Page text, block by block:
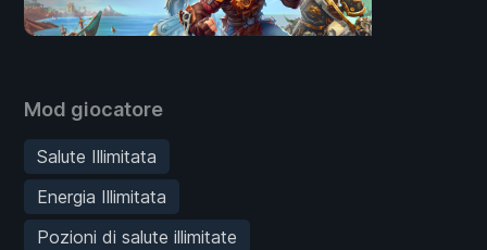
Mod giocatore
Salute Illimitata
Energia Illimitata
Pozioni di salute illimitate